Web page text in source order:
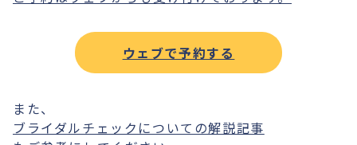
ウェブで予約する
また、
ブライダルチェックについての解説記事